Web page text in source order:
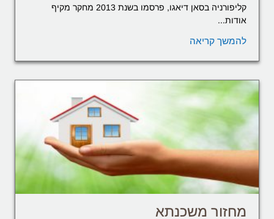
קליפורניה בסאן דיאגו, פרסמו בשנת 2013 מחקר מקיף
אודות...
להמשך קריאה
מחזור משכנתא